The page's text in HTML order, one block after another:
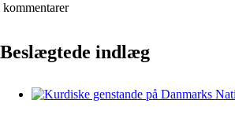
kommentarer
Beslægtede indlæg